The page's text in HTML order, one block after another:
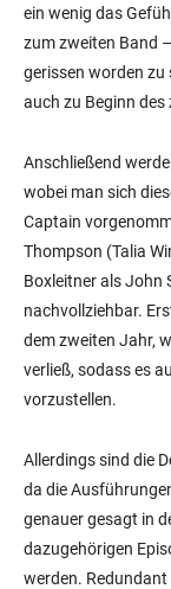
ein wenig das
zum zweiten Band
gerissen worden zu
auch zu Beginn des
Anschließend
wobei man sich
Captain
Thompson (Talia
Boxleitner als John
nachvollziehbar.
dem zweiten Jahr,
verließ, sodass es
vorzustellen.
Allerdings sind die
da die
genauer gesagt in
dazugehörigen
werden.